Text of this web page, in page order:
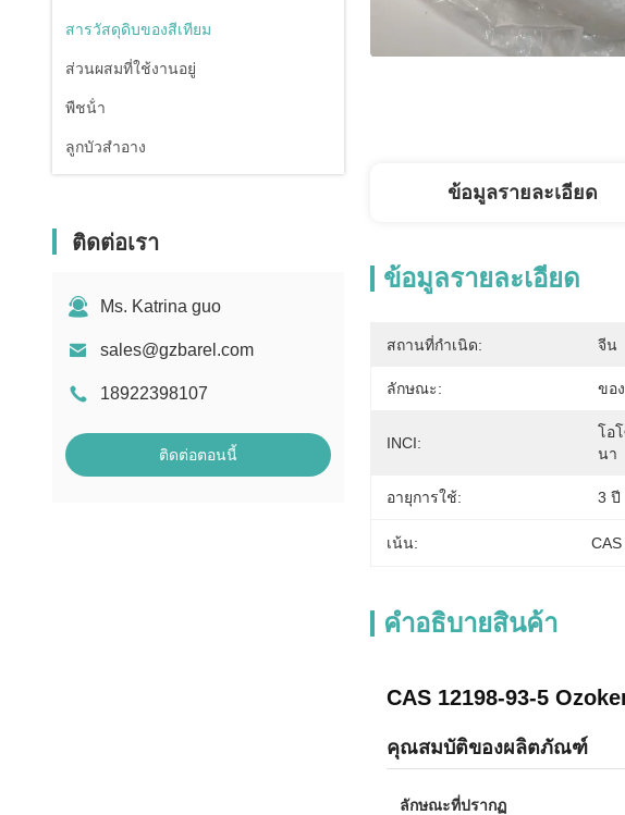
สารวัสดุดิบของสีเทียม
ส่วนผสมที่ใช้งานอยู่
พืชน้ํา
ลูกบัวสําอาง
ติดต่อเรา
Ms. Katrina guo
sales@gzbarel.com
18922398107
ติดต่อตอนนี้
ข้อมูลรายละเอียด
ข้อมูลรายละเอียด
สถานที่กำเนิด: จีน
ลักษณะ: ขอ
INCI:
โอ
นา
อายุการใช้: 3 ปี
เน้น:
คําอธิบายสินค้า
CAS 12198-93-5
คุณสมบัติของผลิตภัณฑ์
ลักษณะที่ปรากฏ